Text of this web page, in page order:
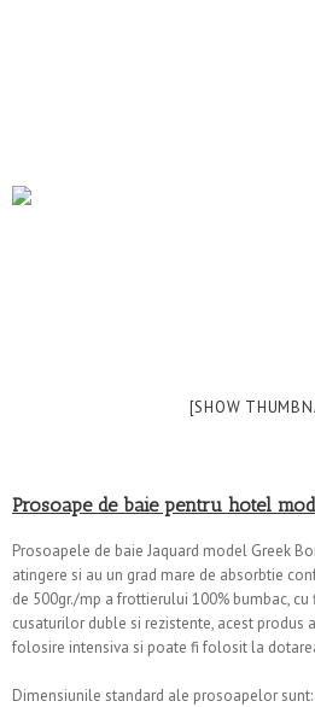
[SHOW
Prosoape de baie pentru hotel
Prosoapele de baie Jaquard model Greek
atingere si au un grad mare de absorbtie
de 500gr./mp a frottierului 100% bumbac,
cusaturilor duble si rezistente, acest produs
folosire intensiva si poate fi folosit la
Dimensiunile standard ale prosoapelor sunt: